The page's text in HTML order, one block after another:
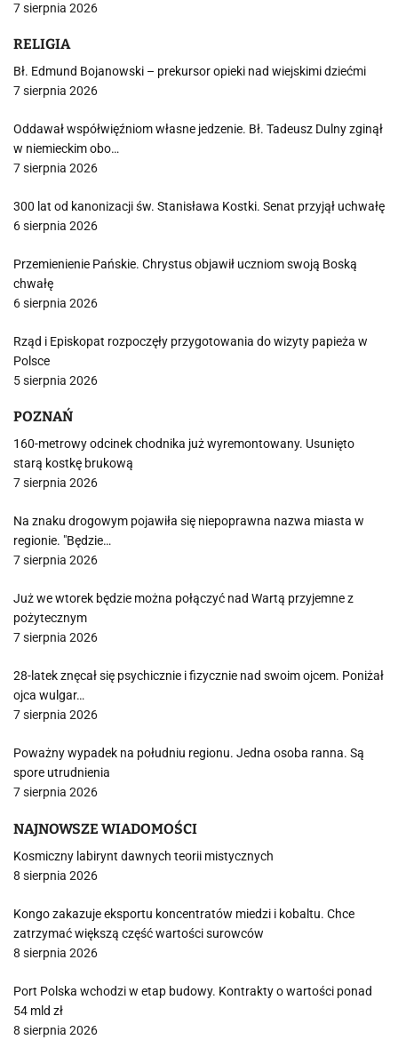
7 sierpnia 2026
RELIGIA
Bł. Edmund Bojanowski – prekursor opieki nad wiejskimi dziećmi
7 sierpnia 2026
Oddawał współwięźniom własne jedzenie. Bł. Tadeusz Dulny zginął
w niemieckim obo…
7 sierpnia 2026
300 lat od kanonizacji św. Stanisława Kostki. Senat przyjął uchwałę
6 sierpnia 2026
Przemienienie Pańskie. Chrystus objawił uczniom swoją Boską
chwałę
6 sierpnia 2026
Rząd i Episkopat rozpoczęły przygotowania do wizyty papieża w
Polsce
5 sierpnia 2026
POZNAŃ
160-metrowy odcinek chodnika już wyremontowany. Usunięto
starą kostkę brukową
7 sierpnia 2026
Na znaku drogowym pojawiła się niepoprawna nazwa miasta w
regionie. "Będzie…
7 sierpnia 2026
Już we wtorek będzie można połączyć nad Wartą przyjemne z
pożytecznym
7 sierpnia 2026
28-latek znęcał się psychicznie i fizycznie nad swoim ojcem. Poniżał
ojca wulgar…
7 sierpnia 2026
Poważny wypadek na południu regionu. Jedna osoba ranna. Są
spore utrudnienia
7 sierpnia 2026
NAJNOWSZE WIADOMOŚCI
Kosmiczny labirynt dawnych teorii mistycznych
8 sierpnia 2026
Kongo zakazuje eksportu koncentratów miedzi i kobaltu. Chce
zatrzymać większą część wartości surowców
8 sierpnia 2026
Port Polska wchodzi w etap budowy. Kontrakty o wartości ponad
54 mld zł
8 sierpnia 2026